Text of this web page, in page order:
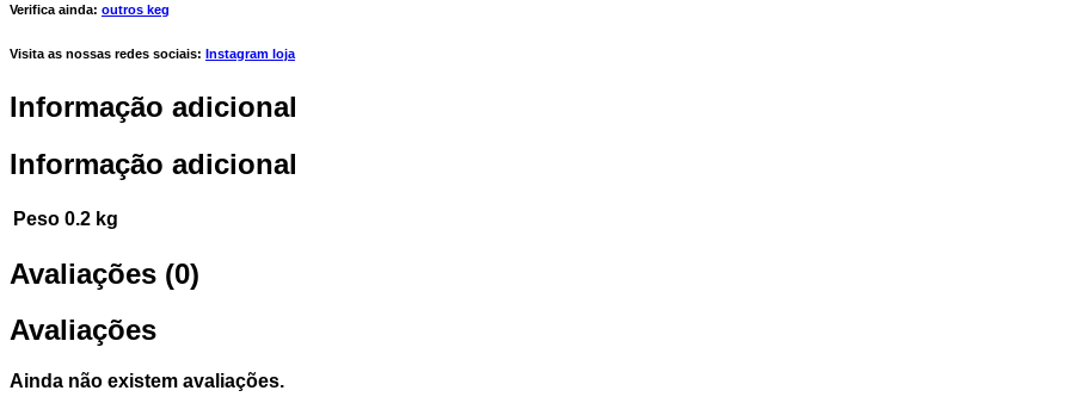
Verifica ainda: outros keg
Visita as nossas redes sociais: Instagram loja
Informação adicional
Informação adicional
Peso 0.2 kg
Avaliações (0)
Avaliações
Ainda não existem avaliações.